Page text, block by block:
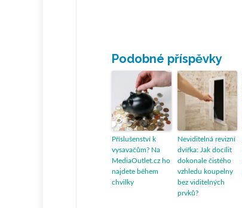
Podobné příspěvky
Příslušenství k
vysavačům? Na
MediaOutlet.cz ho
najdete během
chvilky
Neviditelná revizní
dvířka: Jak docílit
dokonale čistého
vzhledu koupelny
bez viditelných
prvků?